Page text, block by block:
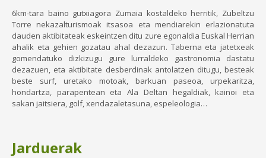
6km-tara baino gutxiagora Zumaia kostaldeko herritik, Zubeltzu
Torre nekazalturismoak itsasoa eta mendiarekin erlazionatuta
dauden aktibitateak eskeintzen ditu zure egonaldia Euskal Herrian
ahalik eta gehien gozatau ahal dezazun. Taberna eta jatetxeak
gomendatuko dizkizugu gure lurraldeko gastronomia dastatu
dezazuen, eta aktibitate desberdinak antolatzen ditugu, besteak
beste surf, uretako motoak, barkuan paseoa, urpekaritza,
hondartza, parapentean eta Ala Deltan hegaldiak, kainoi eta
sakan jaitsiera, golf, xendazaletasuna, espeleologia…
Jarduerak